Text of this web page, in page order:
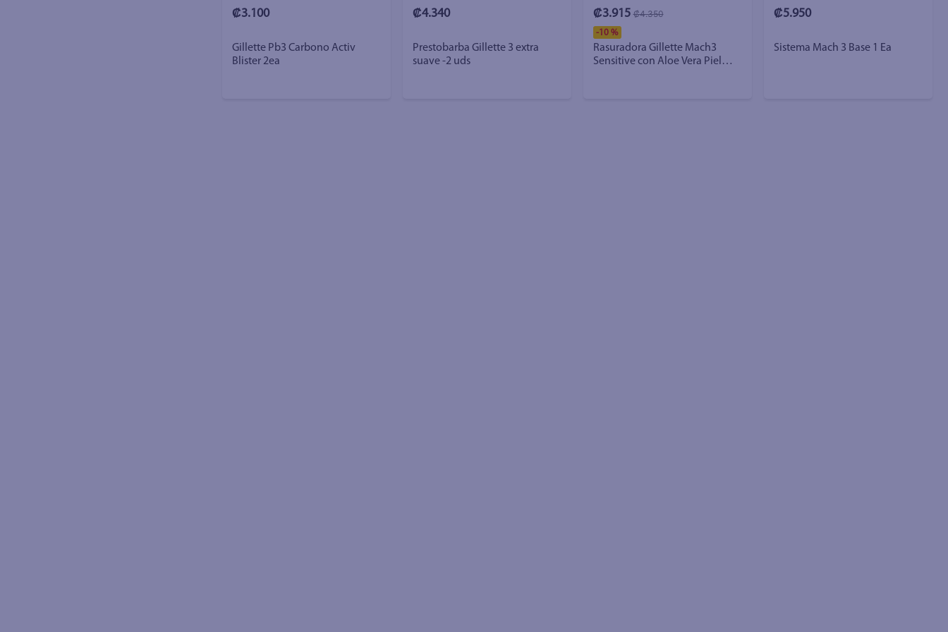
₡3.100
Gillette Pb3 Carbono Activ
Blister 2ea
₡4.340
Prestobarba Gillette 3 extra
suave -2 uds
₡4.350
₡3.915
-10 %
Rasuradora Gillette Mach3
Sensitive con Aloe Vera Piel
₡5.950
Sistema Mach 3 Base 1 Ea